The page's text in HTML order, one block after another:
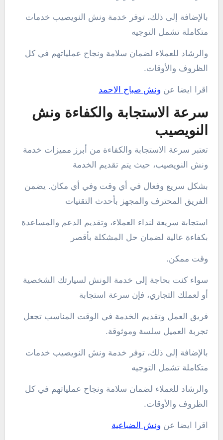
بالإضافة إلى ذلك، توفر خدمة ونش النويصيب خدمات
متكاملة تشمل التوجيه
والرشاد للعملاء لضمان سلامة ونجاح عملياتهم في كل
الظروف والأوقات.
اقرا ايضا عن ونش صباح الاحمد
سرعة الاستجابة والكفاءة ونش
النويصيب
تعتبر سرعة الاستجابة والكفاءة من أبرز مميزات خدمة
ونش النويصيب، حيث يتم تقديم الخدمة
بشكل سريع وفعال في أي وقت وفي أي مكان. يضمن
الفريق المحترف والمجهز بأحدث التقنيات
استجابة سريعة لنداء العملاء، وتقديم الدعم والمساعدة
بكفاءة عالية لضمان حل المشكلة بأقصر
وقت ممكن.
سواء كنت بحاجة إلى خدمة الونش لسيارتك الشخصية
أو لعملك التجاري، فإن سرعة استجابة
فريق العمل وتقديم الخدمة في الوقت المناسب تجعل
تجربة العميل سلسة وموثوقة.
بالإضافة إلى ذلك، توفر خدمة ونش النويصيب خدمات
متكاملة تشمل التوجيه
والرشاد للعملاء لضمان سلامة ونجاح عملياتهم في كل
الظروف والأوقات.
اقرا ايضا عن ونش الضباعية